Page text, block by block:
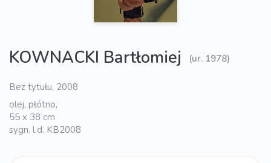
KOWNACKI Bartłomiej (ur. 1978)
Bez tytułu, 2008
olej, płótno,
55 x 38 cm
sygn. l.d. KB2008